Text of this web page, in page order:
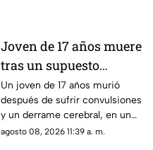
asegura que “todo fue una
broma”, además de ofrecer
disculpas a quienes se
preocuparon por una situación
que, según explica, se salió de
control.
Joven de 17 años muere
tras un supuesto
“chupetón en México
Un joven de 17 años murió
después de sufrir convulsiones
y un derrame cerebral, en un
caso que ha generado
agosto 08, 2026 11:39 a. m.